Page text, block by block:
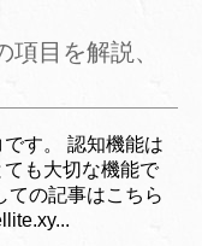
目を解説、
す。 認知機能は
も大切な機能で
ての記事はこちら